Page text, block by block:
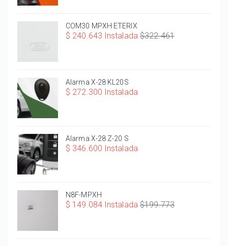
COM30 MPXH ETERIX
$ 240.643 Instalada $322.461
Alarma X-28 KL20S
$ 272.300 Instalada
Alarma X-28 Z-20 S
$ 346.600 Instalada
N8F-MPXH
$ 149.084 Instalada $199.773